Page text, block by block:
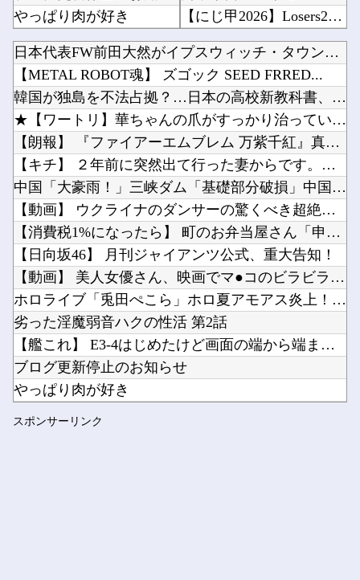
やっぱり肉が好き
【FGO】 オシャレな店でオシャレな私服マシュがオシャレなパンケーキを食べてるイラスト！ ...
阪神タイガース三塁コーチ田中秀太、辞任要請
【オカルト】 なぜ人工宇宙のこの世界の方が、本物の宇宙より本物らしいのか？
Powered by livedoor 相互RSS
【にじ甲2026】Losers2回戦第1試合：新台附属 - ギラギラホスト！ギラホスうおお...
「鬼滅の刃」があそこまでヒットしたのって、やっぱ『ノイズ』が一切無いからよな！！他
『MYST』シリーズって正直ADVゲームの最高傑作だよね他
【速報】AKB48が千葉ロッテ参戦、佐藤綺星の始球式＆3曲披露に裏住民歓喜ｗｗｗ他
【ウマ娘】スティルの音楽隊「ﾆｬｰﾝ」「ﾆｬｰﾝ」「ﾆｬｰﾝ」「ﾆｬｰﾝ?」他
【悲報】日本の警察が拳銃で凶悪犯を射殺すると「本当に正しかったのか？」と疑われる異常社会他
【速報】中比スカボロー礁を巡る問題で遂に米国参戦、まさかのこっち擁護であっち批判！！他
ファミコンミニ「2016年発売」←マジかよｗｗｗｗｗ他
次回の乃木ののゲストは5期生からこのメンバーが登場！！！【乃木坂46】他
Powered by livedoor 相互RSS
日本代表FW前田大然がイプスウィッチ・タウンへ移籍決定！プレ...
【METAL ROBOT魂】 ズゴック SEED FRRED...
韓国が独島を不法占拠？…日本の高校新教科書、また強引な主張＝...
★【ワートリ】華ちゃんの爪がすっかり治っていればいいけどね
【朗報】 『ファイアーエムブレム 万紫千紅』真の主人公マイユ...
【キチ】 ２年前に突然出て行った妻からです。「天井にへばりつ...
中国「大豪雨！」三峡ダム「基礎部分破損」中国「全力放流！」台...
【動画】 ウクライナのダンサーの驚くべき超絶足技ダンスが凄す...
【消費税1%になったら】 町のお弁当屋さん「申し訳ないがその...
【日向坂46】 月刊ジャイアンツ公式、重大告知！
【動画】 美人女優さん、映画でマ●コのビラビラまでめくらせて...
ホロライブ「兎田ぺこら」ホロ夏アモアス炎上！嘘が嫌い「姫森ル...
劣った淫魔弱音ハクの性活 第2話
【艦これ】 E3-4はじめたけど画面の端から端まで行くんだな...
ブログ更新停止のお知らせ
やっぱり肉が好き
阪神タイガース三塁コーチ田中秀太、辞任要請
スポンサーリンク